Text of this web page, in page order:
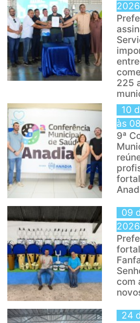
225
10
às
9ª
09
com
24